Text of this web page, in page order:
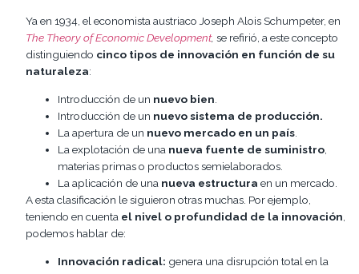
Ya en 1934, el economista austriaco Joseph Alois Schumpeter, en
The Theory of Economic Development, se refirió, a este concepto
distinguiendo cinco tipos de innovación en función de su
naturaleza:
Introducción de un nuevo bien
Introducción de un nuevo sistema de producción.
La apertura de un nuevo mercado en un país
La explotación de una nueva fuente de suministro
materias primas o productos semielaborados.
La aplicación de una nueva estructura en un mercado.
A esta clasificación le siguieron otras muchas. Por ejemplo,
teniendo en cuenta el nivel o profundidad de la innovación
podemos hablar de:
Innovación radical: genera una disrupción total en la